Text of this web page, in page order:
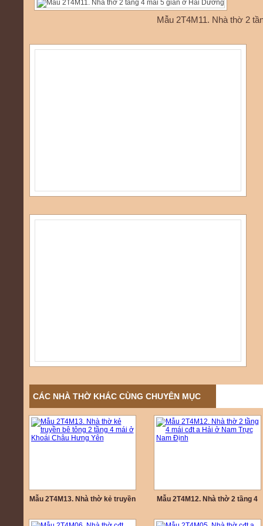
Mẫu 2T4M11. Nhà thờ 2
CÁC NHÀ THỜ KHÁC CÙNG CHUYÊN MỤC
Mẫu 2T4M13. Nhà thờ kẻ truyền
Châu Hưng Yên
Mẫu 2T4M12. Nhà thờ 2 tầng 4
Định